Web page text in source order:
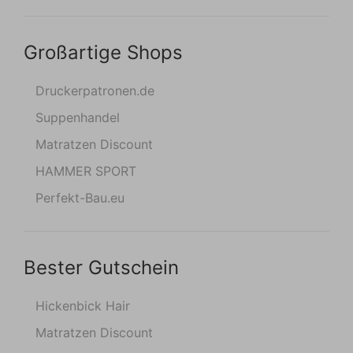
Großartige Shops
Druckerpatronen.de
Suppenhandel
Matratzen Discount
HAMMER SPORT
Perfekt-Bau.eu
Bester Gutschein
Hickenbick Hair
Matratzen Discount